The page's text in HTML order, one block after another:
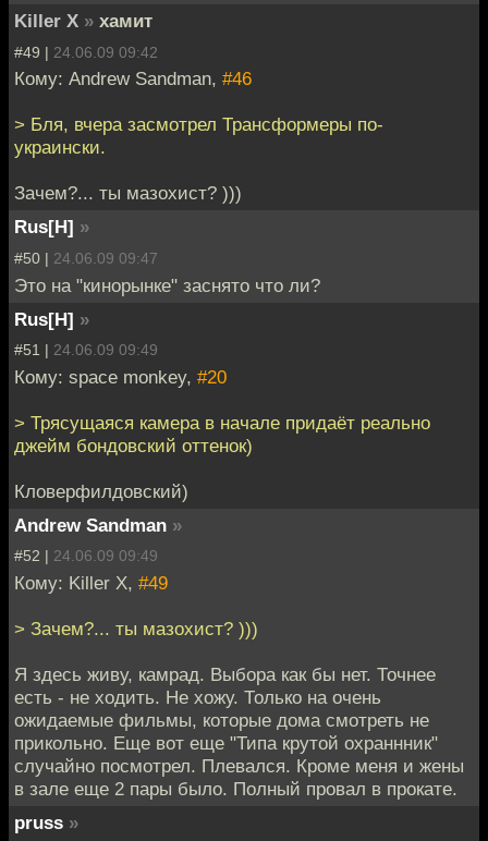
Killer X » хамит
#49 | 24.06.09 09:42
Кому: Andrew Sandman, #46
> Бля, вчера засмотрел Трансформеры по-
украински.
Зачем?... ты мазохист? )))
Rus[H] »
#50 | 24.06.09 09:47
Это на "кинорынке" заснято что ли?
Rus[H] »
#51 | 24.06.09 09:49
Кому: space monkey, #20
> Трясущаяся камера в начале придаёт реально
джейм бондовский оттенок)
Кловерфилдовский)
Andrew Sandman »
#52 | 24.06.09 09:49
Кому: Killer X, #49
> Зачем?... ты мазохист? )))
Я здесь живу, камрад. Выбора как бы нет. Точнее
есть - не ходить. Не хожу. Только на очень
ожидаемые фильмы, которые дома смотреть не
прикольно. Еще вот еще "Типа крутой охраннник"
случайно посмотрел. Плевался. Кроме меня и жены
в зале еще 2 пары было. Полный провал в прокате.
pruss »